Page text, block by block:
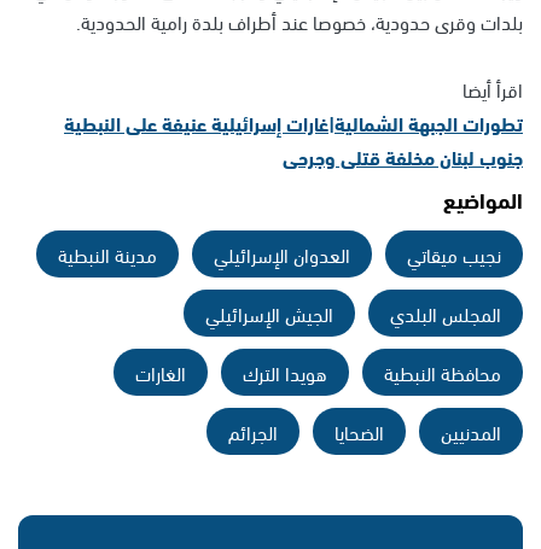
بلدات وقرى حدودية، خصوصا عند أطراف بلدة رامية الحدودية.
اقرأ أيضا
تطورات الجبهة الشمالية|غارات إسرائيلية عنيفة على النبطية
جنوب لبنان مخلفة قتلى وجرحى
المواضيع
نجيب ميقاتي العدوان الإسرائيلي
مدينة النبطية
المجلس البلدي
الجيش الإسرائيلي
محافظة النبطية
هويدا الترك
الغارات
المدنيين
الضحايا الجرائم